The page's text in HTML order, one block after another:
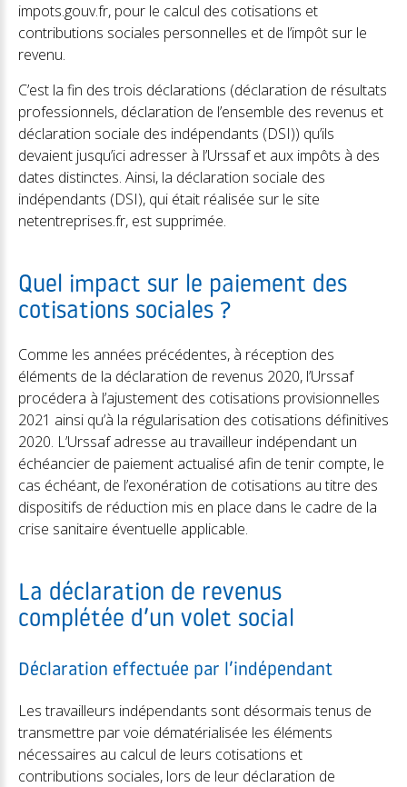
impots.gouv.fr, pour le calcul des cotisations et
contributions sociales personnelles et de l’impôt sur le
revenu.
C’est la fin des trois déclarations (déclaration de résultats
professionnels, déclaration de l’ensemble des revenus et
déclaration sociale des indépendants (DSI)) qu’ils
devaient jusqu’ici adresser à l’Urssaf et aux impôts à des
dates distinctes. Ainsi, la déclaration sociale des
indépendants (DSI), qui était réalisée sur le site
netentreprises.fr, est supprimée.
Quel impact sur le paiement des
cotisations sociales ?
Comme les années précédentes, à réception des
éléments de la déclaration de revenus 2020, l’Urssaf
procédera à l’ajustement des cotisations provisionnelles
2021 ainsi qu’à la régularisation des cotisations définitives
2020. L’Urssaf adresse au travailleur indépendant un
échéancier de paiement actualisé afin de tenir compte, le
cas échéant, de l’exonération de cotisations au titre des
dispositifs de réduction mis en place dans le cadre de la
crise sanitaire éventuelle applicable.
La déclaration de revenus
complétée d’un volet social
Déclaration effectuée par l’indépendant
Les travailleurs indépendants sont désormais tenus de
transmettre par voie dématérialisée les éléments
nécessaires au calcul de leurs cotisations et
contributions sociales, lors de leur déclaration de